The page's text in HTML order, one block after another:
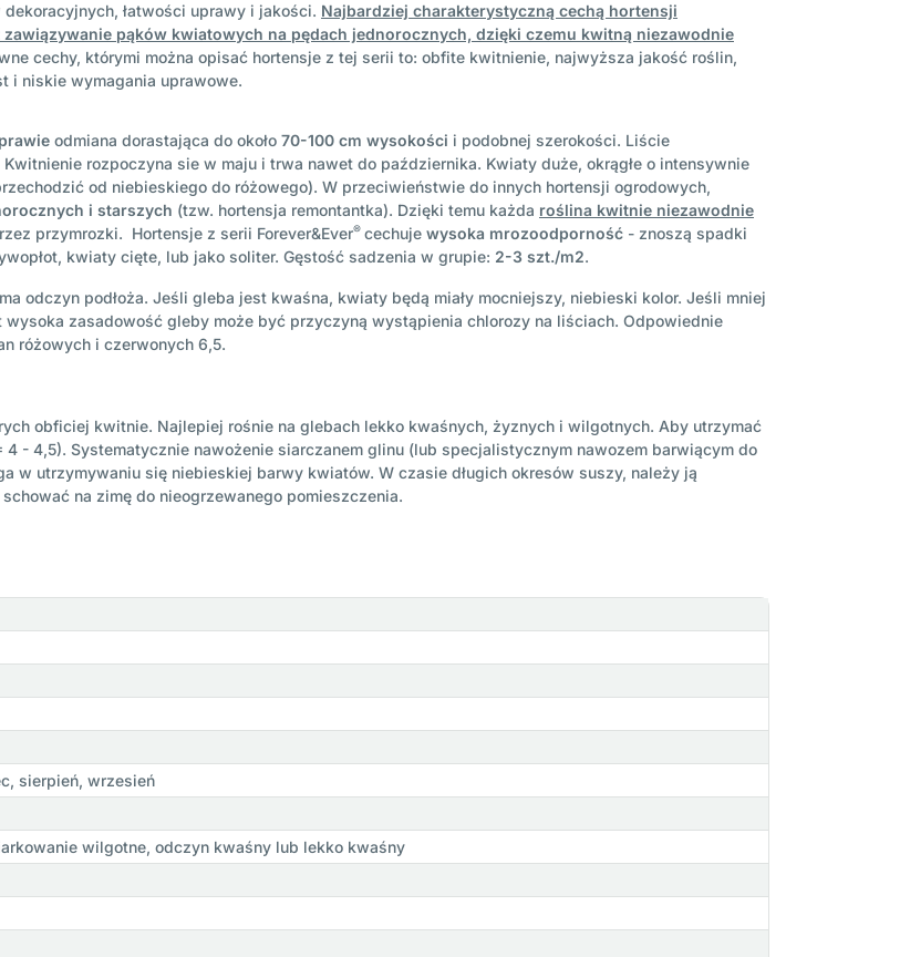
łatwości uprawy i jakości. Najbardziej charakterystyczną cechą hortensji
zawiązywanie pąków kwiatowych na pędach jednorocznych, dzięki czemu kwitną niezawodnie
cechy, którymi można opisać hortensje z tej serii to: obfite kwitnienie, najwyższa jakość roślin,
i niskie wymagania uprawowe.
odmiana dorastająca do około 70-100 cm wysokości i podobnej szerokości. Liście
rozpoczyna sie w maju i trwa nawet do października. Kwiaty duże, okrągłe o intensywnie
od niebieskiego do różowego). W przeciwieństwie do innych hortensji ogrodowych,
i starszych (tzw. hortensja remontantka). Dzięki temu każda roślina kwitnie niezawodnie
przymrozki. Hortensje z serii Forever&Ever® cechuje wysoka mrozoodporność - znoszą spadki
kwiaty cięte, lub jako soliter. Gęstość sadzenia w grupie: 2-3 szt./m2.
odczyn podłoża. Jeśli gleba jest kwaśna, kwiaty będą miały mocniejszy, niebieski kolor. Jeśli mniej
zasadowość gleby może być przyczyną wystąpienia chlorozy na liściach. Odpowiednie
różowych i czerwonych 6,5.
obficiej kwitnie. Najlepiej rośnie na glebach lekko kwaśnych, żyznych i wilgotnych. Aby utrzymać
- 4,5). Systematycznie nawożenie siarczanem glinu (lub specjalistycznym nawozem barwiącym do
w utrzymywaniu się niebieskiej barwy kwiatów. W czasie długich okresów suszy, należy ją
na zimę do nieogrzewanego pomieszczenia.
sierpień, wrzesień
wilgotne, odczyn kwaśny lub lekko kwaśny